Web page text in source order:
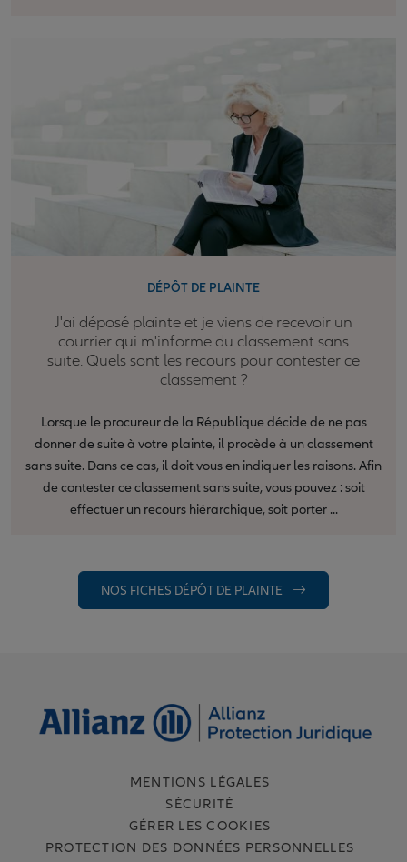
DÉPÔT DE PLAINTE
J'ai déposé plainte et je viens de recevoir un
courrier qui m'informe du classement sans
suite. Quels sont les recours pour contester ce
classement ?
Lorsque le procureur de la République décide de ne pas
donner de suite à votre plainte, il procède à un classement
sans suite. Dans ce cas, il doit vous en indiquer les raisons. Afin
de contester ce classement sans suite, vous pouvez : soit
effectuer un recours hiérarchique, soit porter ...
NOS FICHES DÉPÔT DE PLAINTE
MENTIONS LÉGALES
SÉCURITÉ
GÉRER LES COOKIES
PROTECTION DES DONNÉES PERSONNELLES